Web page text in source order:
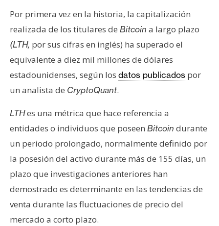
i
s
N
o
t
s
d
e
P
r
e
n
s
a
Por primera vez en la historia, la capitalización
realizada de los titulares de Bitcoin a largo plazo
(LTH, por sus cifras en inglés) ha superado el
equivalente a diez mil millones de dólares
estadounidenses, según los datos publicados por
un analista de CryptoQuant.
LTHes una métrica que hace referencia a
entidades o individuos que poseen Bitcoin durante
un periodo prolongado, normalmente definido por
la posesión del activo durante más de 155 días, un
plazo que investigaciones anteriores han
demostrado es determinante en las tendencias de
venta durante las fluctuaciones de precio del
mercado a corto plazo.